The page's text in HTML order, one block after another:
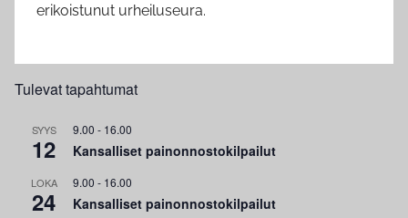
erikoistunut urheiluseura.
Tulevat tapahtumat
SYYS
12
9.00 - 16.00
Kansalliset painonnostokilpailut
LOKA
24
9.00 - 16.00
Kansalliset painonnostokilpailut